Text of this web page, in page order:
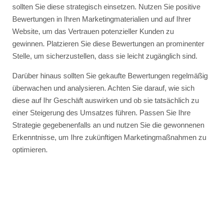
sollten Sie diese strategisch einsetzen. Nutzen Sie positive
Bewertungen in Ihren Marketingmaterialien und auf Ihrer
Website, um das Vertrauen potenzieller Kunden zu
gewinnen. Platzieren Sie diese Bewertungen an prominenter
Stelle, um sicherzustellen, dass sie leicht zugänglich sind.
Darüber hinaus sollten Sie gekaufte Bewertungen regelmäßig
überwachen und analysieren. Achten Sie darauf, wie sich
diese auf Ihr Geschäft auswirken und ob sie tatsächlich zu
einer Steigerung des Umsatzes führen. Passen Sie Ihre
Strategie gegebenenfalls an und nutzen Sie die gewonnenen
Erkenntnisse, um Ihre zukünftigen Marketingmaßnahmen zu
optimieren.